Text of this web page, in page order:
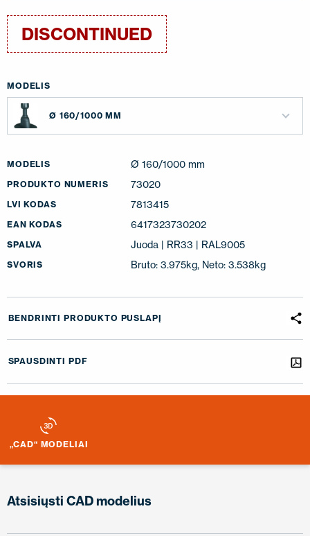
DISCONTINUED
MODELIS
Ø 160/1000 MM
MODELIS Ø 160/1000 mm
PRODUKTO NUMERIS 73020
LVI KODAS 7813415
EAN KODAS 6417323730202
SPALVA Juoda | RR33 | RAL9005
SVORIS Bruto: 3.975kg, Neto: 3.538kg
BENDRINTI PRODUKTO PUSLAPĮ
SPAUSDINTI PDF
„CAD“ MODELIAI
Atsisiųsti CAD modelius